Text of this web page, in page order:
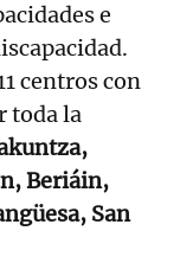
e
centros con
toda la
Beriáin,
San